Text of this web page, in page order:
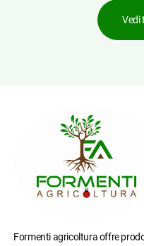
Vedi
Formenti agricoltura offre